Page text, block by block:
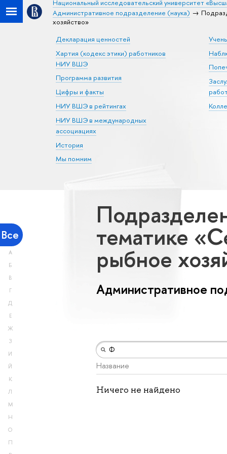
Национальный исследовательский университет
Административное подразделение (наука)
хозяйство»
Декларация ценностей
Хартия (кодекс этики) работников
НИУ ВШЭ
Программа развития
Цифры и факты
НИУ ВШЭ в рейтингах
НИУ ВШЭ в международных
ассоциациях
История
Мы помним
Все
А
Б
В
Г
Д
Е
Ж
З
И
Й
К
Л
М
Н
О
П
тематике
рыбное
Административное
Название
Ничего не найдено